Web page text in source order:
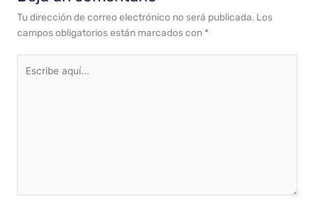
Tu dirección de correo electrónico no será publicada. Los
campos obligatorios están marcados con *
aquí...